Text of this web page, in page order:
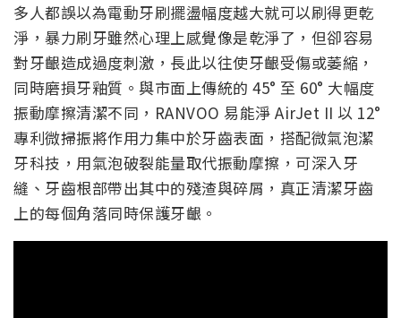
多人都誤以為電動牙刷擺盪幅度越大就可以刷得更乾
淨，暴力刷牙雖然心理上感覺像是乾淨了，但卻容易
對牙齦造成過度刺激，長此以往使牙齦受傷或萎縮，
同時磨損牙釉質。與市面上傳統的 45° 至 60° 大幅度
振動摩擦清潔不同，RANVOO 易能淨 AirJet II 以 12°
專利微掃振將作用力集中於牙齒表面，搭配微氣泡潔
牙科技，用氣泡破裂能量取代振動摩擦，可深入牙
縫、牙齒根部帶出其中的殘渣與碎屑，真正清潔牙齒
上的每個角落同時保護牙齦。